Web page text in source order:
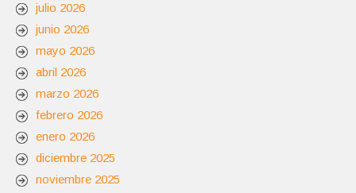
julio 2026
junio 2026
mayo 2026
abril 2026
marzo 2026
febrero 2026
enero 2026
diciembre 2025
noviembre 2025